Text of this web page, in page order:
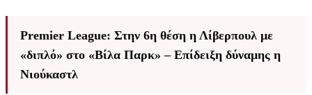
Premier League: Στην 6η θέση η Λίβερπουλ με
«διπλό» στο «Βίλα Παρκ» – Επίδειξη δύναμης η
Νιούκαστλ